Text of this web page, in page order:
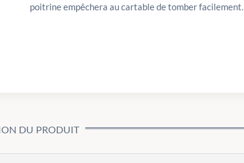
poitrine empêchera au cartable de tomber facilement.
du produit